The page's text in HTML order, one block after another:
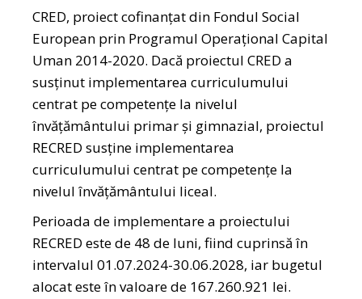
CRED, proiect cofinanțat din Fondul Social
European prin Programul Operațional Capital
Uman 2014-2020. Dacă proiectul CRED a
susținut implementarea curriculumului
centrat pe competențe la nivelul
învățământului primar și gimnazial, proiectul
RECRED susține implementarea
curriculumului centrat pe competențe la
nivelul învățământului liceal.
Perioada de implementare a proiectului
RECRED este de 48 de luni, fiind cuprinsă în
intervalul 01.07.2024-30.06.2028, iar bugetul
alocat este în valoare de 167.260.921 lei.